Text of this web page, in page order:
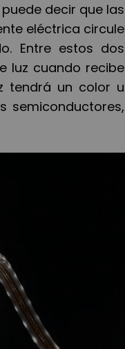
decir que las
eléctrica circule
Entre estos dos
luz cuando recibe
tendrá un color u
semiconductores,